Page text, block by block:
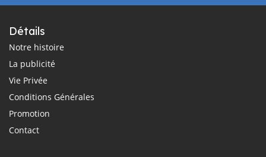
Détails
Notre histoire
La publicité
Vie Privée
Conditions Générales
Promotion
Contact